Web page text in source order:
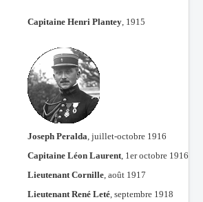
Capitaine Henri Plantey, 1915
Joseph Peralda, juillet-octobre 1916
Capitaine Léon Laurent, 1er octobre 1916
Lieutenant Cornille, août 1917
Lieutenant René Leté, septembre 1918